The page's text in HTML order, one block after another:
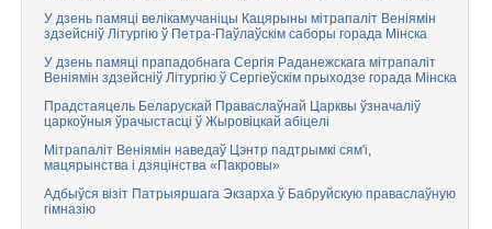
У дзень памяці велікамучаніцы Кацярыны мітрапаліт Веніямін
здзейсніў Літургію ў Петра-Паўлаўскім саборы горада Мінска
У дзень памяці прападобнага Сергія Раданежскага мітрапаліт
Веніямін здзейсніў Літургію ў Сергіеўскім прыходзе горада Мінска
Прадстаяцель Беларускай Праваслаўнай Царквы ўзначаліў
царкоўныя ўрачыстасці ў Жыровіцкай абіцелі
Мітрапаліт Веніямін наведаў Цэнтр падтрымкі сям'і,
мацярынства і дзяцінства «Пакровы»
Адбыўся візіт Патрыяршага Экзарха ў Бабруйскую праваслаўную
гімназію